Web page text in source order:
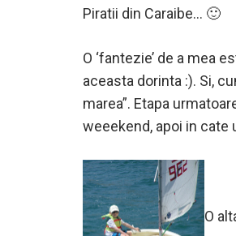
Piratii din Caraibe… 🙂
O ‘fantezie’ de a mea
aceasta dorinta :). Si,
marea”. Etapa
weeekend, apoi in cate
O